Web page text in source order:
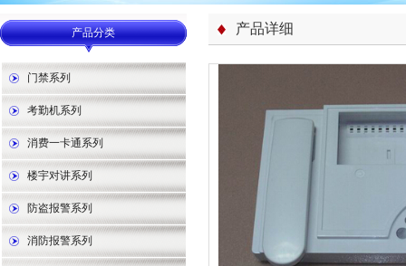
产品分类
门禁系列
考勤机系列
消费一卡通系列
楼宇对讲系列
防盗报警系列
消防报警系列
产品详细